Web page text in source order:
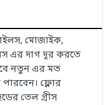
মোজাইক,
এর দাগ দূর করতে
নতুন এর মত
ফ্লোর
তেল গ্রীস